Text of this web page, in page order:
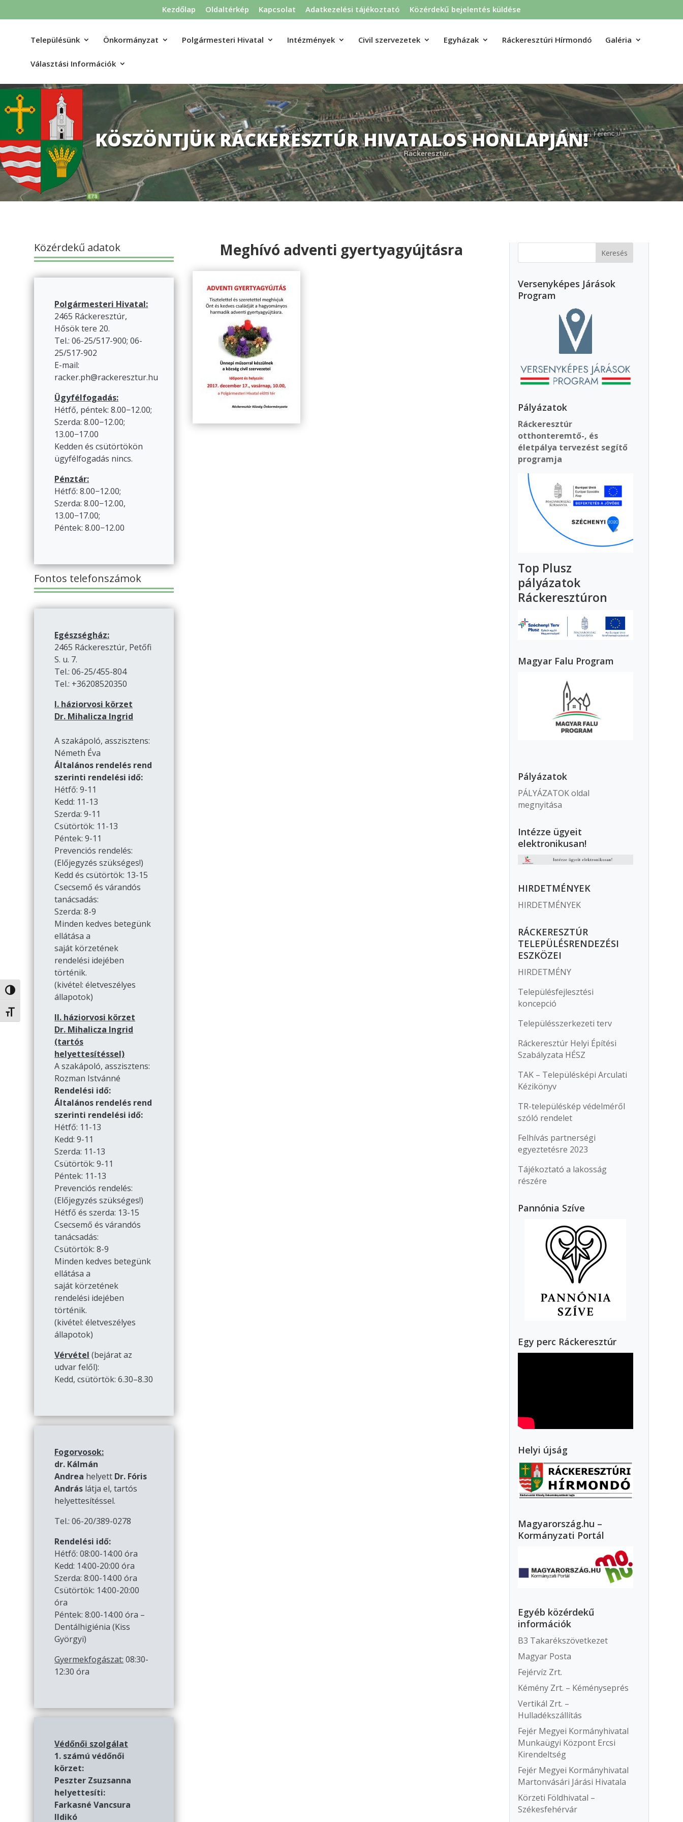
Nagy kontraszt váltása
Betűméret váltása
Kezdőlap Oldaltérkép Kapcsolat Adatkezelési tájékoztató Közérdekű bejelentés küldése
Településünk Önkormányzat Polgármesteri Hivatal Intézmények Civil szervezetek Egyházak Ráckeresztúri Hírmondó Galéria
Választási Információk
KÖSZÖNTJÜK RÁCKERESZTÚR HIVATALOS HONLAPJÁN!
Közérdekű adatok
Polgármesteri Hivatal:
2465 Ráckeresztúr,
Hősök tere 20.
Tel.: 06-25/517-900; 06-
25/517-902
E-mail:
racker.ph@rackeresztur.hu
Ügyfélfogadás:
Hétfő, péntek: 8.00−12.00;
Szerda: 8.00−12.00;
13.00−17.00
Kedden és csütörtökön
ügyfélfogadás nincs.
Pénztár:
Hétfő: 8.00−12.00;
Szerda: 8.00−12.00,
13.00−17.00;
Péntek: 8.00−12.00
Fontos telefonszámok
Egészségház:
2465 Ráckeresztúr, Petőfi
S. u. 7.
Tel.: 06-25/455-804
Tel.: +36208520350
I. háziorvosi körzet
Dr. Mihalicza Ingrid
A szakápoló, asszisztens:
Németh Éva
Általános rendelés rend
szerinti rendelési idő:
Hétfő: 9-11
Kedd: 11-13
Szerda: 9-11
Csütörtök: 11-13
Péntek: 9-11
Prevenciós rendelés:
(Előjegyzés szükséges!)
Kedd és csütörtök: 13-15
Csecsemő és várandós
tanácsadás:
Szerda: 8-9
Minden kedves betegünk
ellátása a
saját körzetének
rendelési idejében
történik.
(kivétel: életveszélyes
állapotok)
II. háziorvosi körzet
Dr. Mihalicza Ingrid
(tartós
helyettesítéssel)
A szakápoló, asszisztens:
Rozman Istvánné
Rendelési idő:
Általános rendelés rend
szerinti rendelési idő:
Hétfő: 11-13
Kedd: 9-11
Szerda: 11-13
Csütörtök: 9-11
Péntek: 11-13
Prevenciós rendelés:
(Előjegyzés szükséges!)
Hétfő és szerda: 13-15
Csecsemő és várandós
tanácsadás:
Csütörtök: 8-9
Minden kedves betegünk
ellátása a
saját körzetének
rendelési idejében
történik.
(kivétel: életveszélyes
állapotok)
Vérvétel (bejárat az
udvar felől):
Kedd, csütörtök: 6.30–8.30
Fogorvosok:
dr. Kálmán
Andrea helyett Dr. Fóris
András látja el, tartós
helyettesítéssel.
Tel.: 06-20/389-0278
Rendelési idő:
Hétfő: 08:00-14:00 óra
Kedd: 14:00-20:00 óra
Szerda: 8:00-14:00 óra
Csütörtök: 14:00-20:00
óra
Péntek: 8:00-14:00 óra –
Dentálhigiénia (Kiss
Györgyi)
Gyermekfogászat: 08:30-
12:30 óra
Védőnői szolgálat
1. számú védőnői
körzet:
Peszter Zsuzsanna
helyettesíti:
Farkasné Vancsura
Ildikó
Meghívó adventi gyertyagyújtásra
Versenyképes Járások
Program
Pályázatok
Ráckeresztúr
otthonteremtő-, és
életpálya tervezést segítő
programja
Top Plusz
pályázatok
Ráckeresztúron
Magyar Falu Program
Pályázatok
PÁLYÁZATOK oldal
megnyitása
Intézze ügyeit
elektronikusan!
HIRDETMÉNYEK
HIRDETMÉNYEK
RÁCKERESZTÚR
TELEPÜLÉSRENDEZÉSI
ESZKÖZEI
HIRDETMÉNY
Településfejlesztési
koncepció
Településszerkezeti terv
Ráckeresztúr Helyi Építési
Szabályzata HÉSZ
TAK – Településképi Arculati
Kézikönyv
TR-településkép védelméről
szóló rendelet
Felhívás partnerségi
egyeztetésre 2023
Tájékoztató a lakosság
részére
Pannónia Szíve
Egy perc Ráckeresztúr
Helyi újság
Magyarország.hu –
Kormányzati Portál
Egyéb közérdekű
információk
B3 Takarékszövetkezet
Magyar Posta
Fejérvíz Zrt.
Kémény Zrt. – Kéményseprés
Vertikál Zrt. –
Hulladékszállítás
Fejér Megyei Kormányhivatal
Munkaügyi Központ Ercsi
Kirendeltség
Fejér Megyei Kormányhivatal
Martonvásári Járási Hivatala
Körzeti Földhivatal –
Székesfehérvár